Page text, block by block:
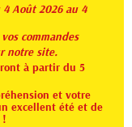
Août 2026 au 4
commandes
notre site.
à partir du 5
et votre
excellent été et de
!